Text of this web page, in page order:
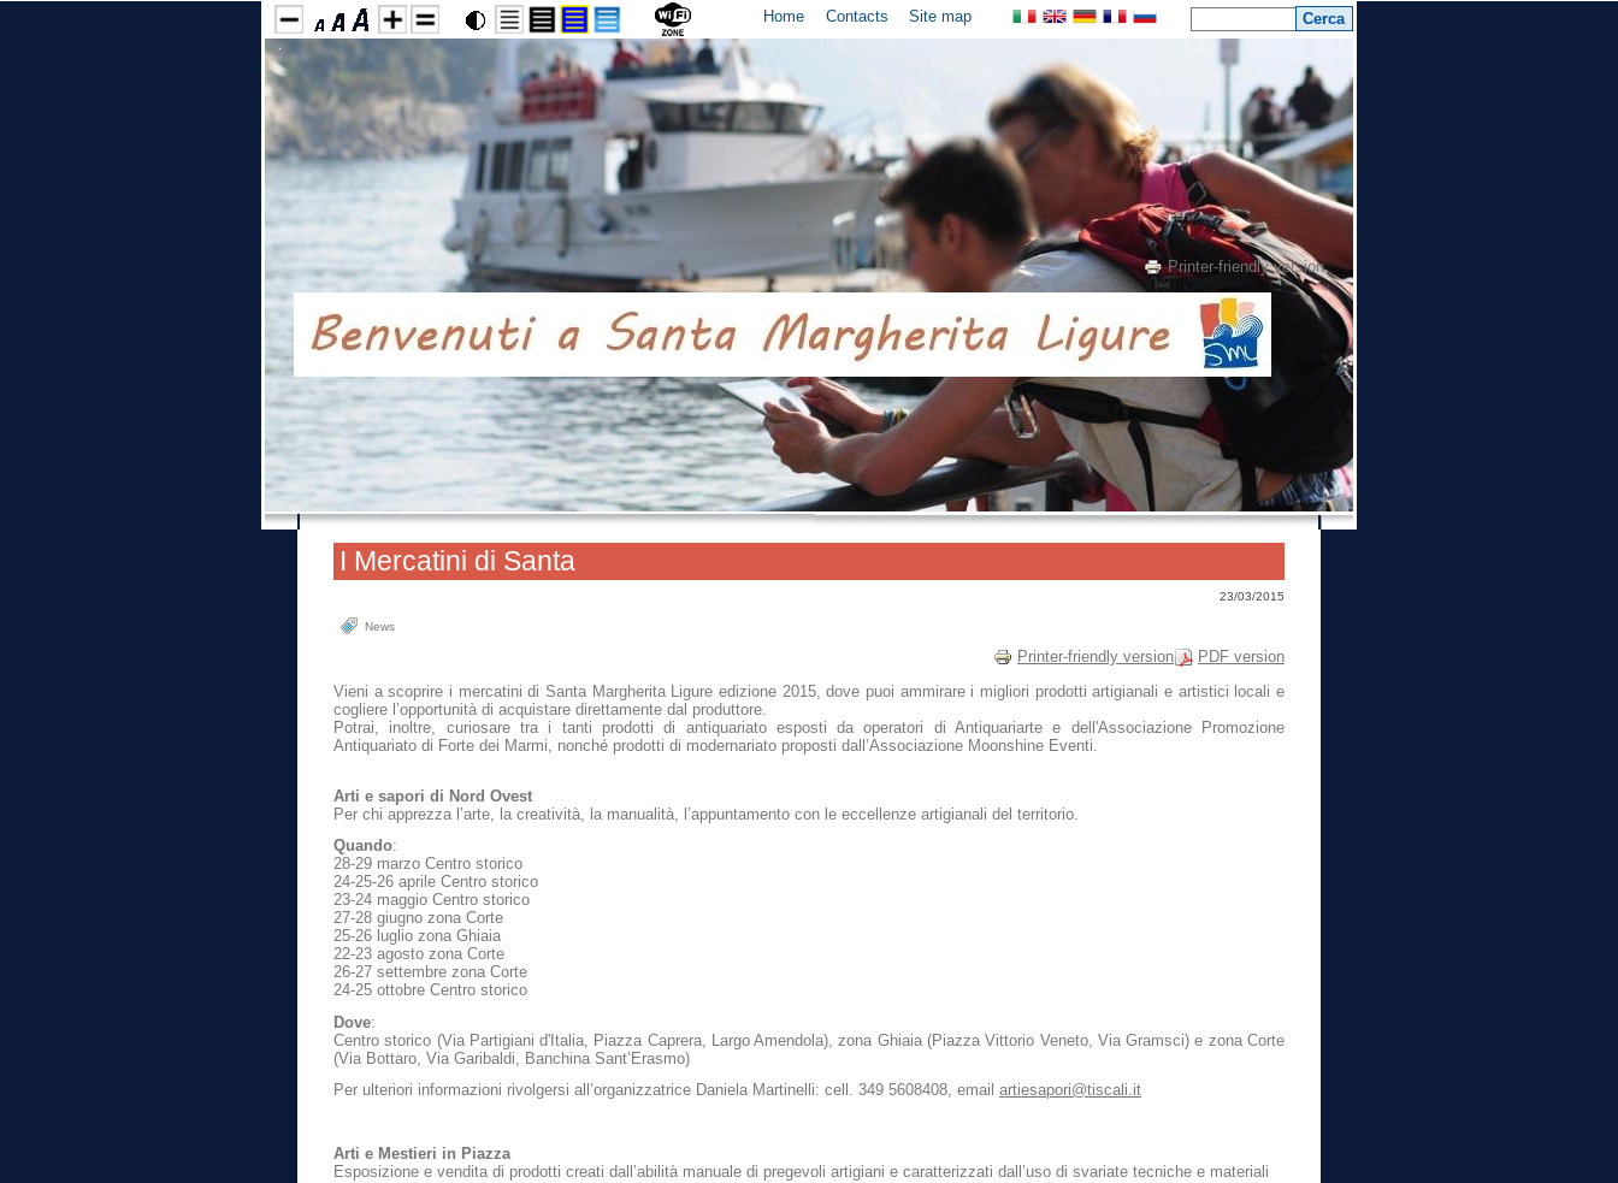
Home Contacts Site map
Printer-friendly version
I Mercatini di Santa
23/03/2015
News
Printer-friendly version
PDF version
Vieni a scoprire i mercatini di Santa Margherita Ligure edizione 2015, dove puoi ammirare i migliori prodotti artigianali e artistici locali e
cogliere l’opportunità di acquistare direttamente dal produttore.
Potrai, inoltre, curiosare tra i tanti prodotti di antiquariato esposti da operatori di Antiquariarte e dell'Associazione Promozione
Antiquariato di Forte dei Marmi, nonché prodotti di modernariato proposti dall’Associazione Moonshine Eventi.
Arti e sapori di Nord Ovest
Per chi apprezza l’arte, la creatività, la manualità, l’appuntamento con le eccellenze artigianali del territorio.
Quando:
28-29 marzo Centro storico
24-25-26 aprile Centro storico
23-24 maggio Centro storico
27-28 giugno zona Corte
25-26 luglio zona Ghiaia
22-23 agosto zona Corte
26-27 settembre zona Corte
24-25 ottobre Centro storico
Dove:
Centro storico (Via Partigiani d'Italia, Piazza Caprera, Largo Amendola), zona Ghiaia (Piazza Vittorio Veneto, Via Gramsci) e zona Corte
(Via Bottaro, Via Garibaldi, Banchina Sant’Erasmo)
Per ulteriori informazioni rivolgersi all’organizzatrice Daniela Martinelli: cell. 349 5608408, email artiesapori@tiscali.it
Arti e Mestieri in Piazza
Esposizione e vendita di prodotti creati dall’abilità manuale di pregevoli artigiani e caratterizzati dall’uso di svariate tecniche e materiali